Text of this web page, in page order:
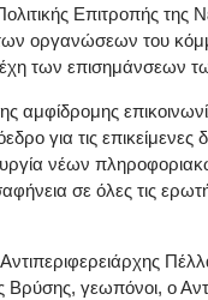
Επιτροπής της
οργανώσεων του
των επισημάνσεων
αμφίδρομης
για τις
νέων
σε όλες τις
γεωπόνοι, ο